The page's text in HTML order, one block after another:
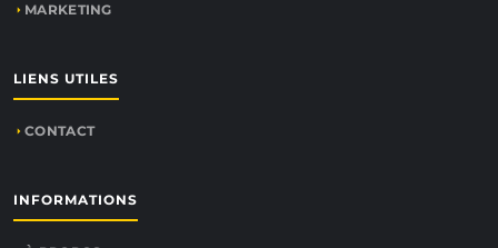
MARKETING
LIENS UTILES
CONTACT
INFORMATIONS